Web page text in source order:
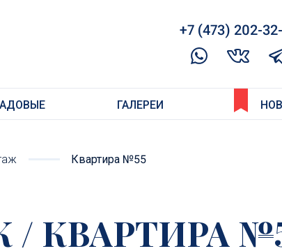
+7 (473) 202-
ГАЛЕРЕИ
Квартира №55
/ КВАРТИРА